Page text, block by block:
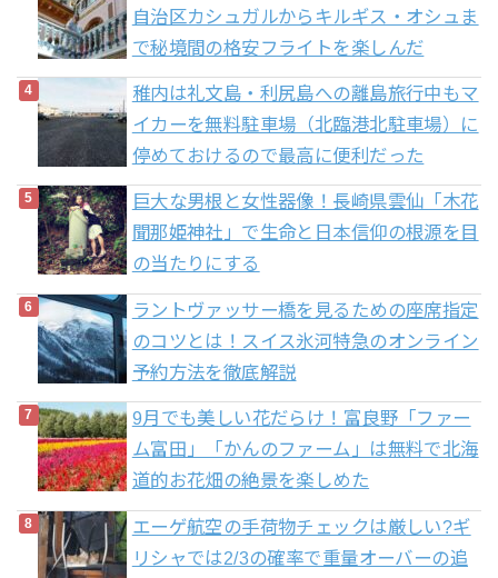
自治区カシュガルからキルギス・オシュま
で秘境間の格安フライトを楽しんだ
稚内は礼文島・利尻島への離島旅行中もマ
イカーを無料駐車場（北臨港北駐車場）に
停めておけるので最高に便利だった
巨大な男根と女性器像！長崎県雲仙「木花
聞那姫神社」で生命と日本信仰の根源を目
の当たりにする
ラントヴァッサー橋を見るための座席指定
のコツとは！スイス氷河特急のオンライン
予約方法を徹底解説
9月でも美しい花だらけ！富良野「ファー
ム富田」「かんのファーム」は無料で北海
道的お花畑の絶景を楽しめた
エーゲ航空の手荷物チェックは厳しい?ギ
リシャでは2/3の確率で重量オーバーの追